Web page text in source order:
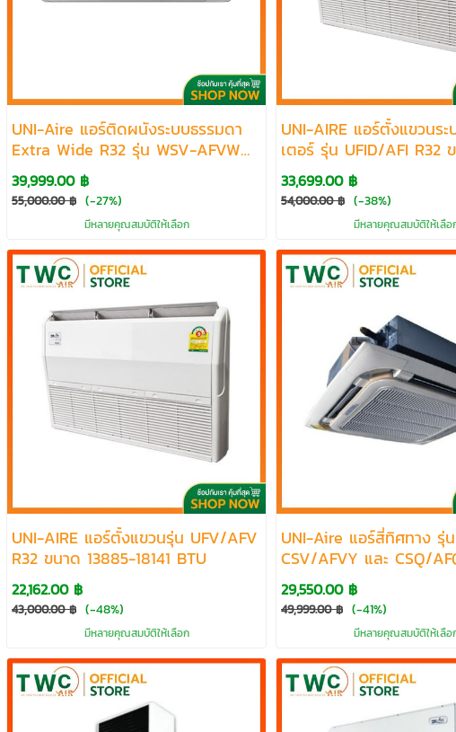
UNI-Aire แอร์ติดผนังระบบธรรมดา
Extra Wide R32 รุ่น WSV-AFVW
ขนาด 30386-34854 BTU
39,999.00 ฿
55,000.00 ฿ (-27%)
มีหลายคุณสมบัติให้เลือก
UNI-AIRE แอร์ตั้งแขวนระ
เตอร์ รุ่น UFID/AFI R32
13149-60000 BTU
33,699.00 ฿
54,000.00 ฿ (-38%)
มีหลายคุณสมบัติให้เลือ
UNI-AIRE แอร์ตั้งแขวนรุ่น UFV/AFV
R32 ขนาด 13885-18141 BTU
22,162.00 ฿
43,000.00 ฿ (-48%)
มีหลายคุณสมบัติให้เลือก
UNI-Aire แอร์สี่ทิศทาง รุ่น
CSV/AFVY และ CSQ/
18105-50000 BTU
29,550.00 ฿
49,999.00 ฿ (-41%)
มีหลายคุณสมบัติให้เลือ